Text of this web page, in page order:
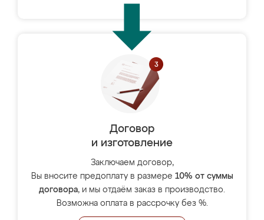
Договор
и изготовление
Заключаем договор,
Вы вносите предоплату в размере 10% от суммы
договора, и мы отдаём заказ в производство.
Возможна оплата в рассрочку без %.